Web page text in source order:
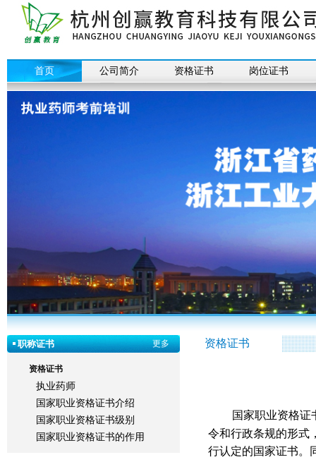
首页 公司简介 资格证书 岗位证书
职称证书 更多
资格证书
执业药师
国家职业资格证书介绍
国家职业资格证书级别
国家职业资格证书的作用
资格证书
国家职业资格证
令和行政条规的形式
行认定的国家证书。